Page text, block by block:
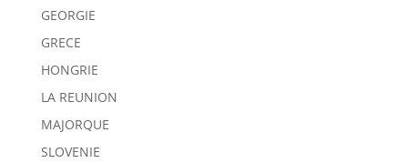
GEORGIE
GRECE
HONGRIE
LA REUNION
MAJORQUE
SLOVENIE